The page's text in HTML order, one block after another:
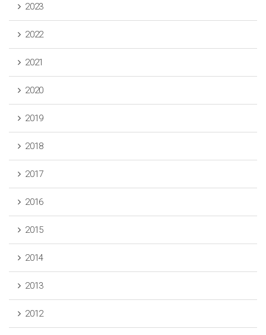
2023
2022
2021
2020
2019
2018
2017
2016
2015
2014
2013
2012